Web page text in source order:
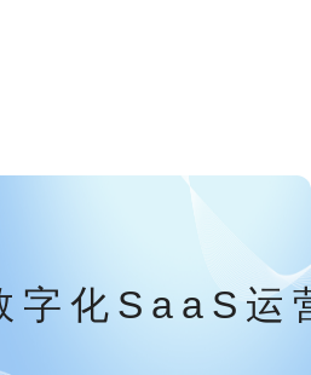
字化SaaS运